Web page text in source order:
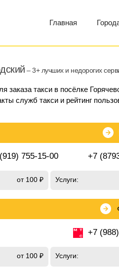
Главная
– 3+ лучших и недорогих
заказа такси в посёлке
служб такси и рейтинг
755-15-00 +7
от 100 ₽ Услуги:
+7
от 100 ₽ Услуги: